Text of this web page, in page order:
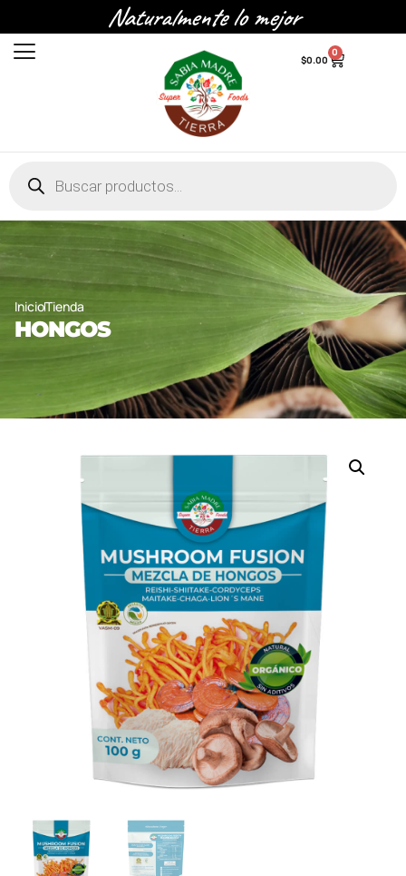
Naturalmente lo mejor
$0.00
0
InicioTienda
HONGOS